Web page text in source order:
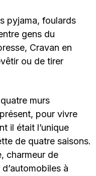
pyjama, foulards
gens du
Cravan en
ou de tirer
murs
pour vivre
il était l’unique
de quatre saisons.
charmeur de
à